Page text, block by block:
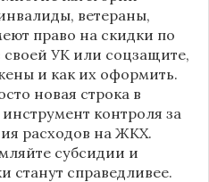
ветераны,
право на скидки по
УК или соцзащите,
и как их оформить.
новая строка в
контроля за
расходов на ЖКХ.
субсидии и
станут справедливее.